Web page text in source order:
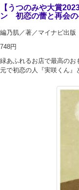
【うつのみや大賞
ン 初恋の蕾と再会
編乃肌／著／マイナビ出版
748円
緑あふれるお店で最高の
元で初恋の人『実咲くん』